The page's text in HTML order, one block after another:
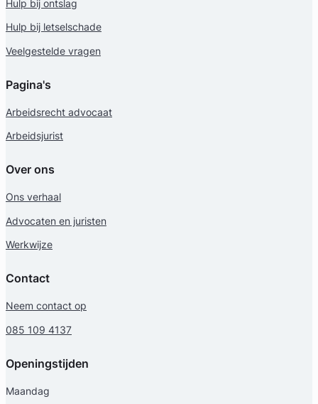
Hulp bij ontslag
Hulp bij letselschade
Veelgestelde vragen
Pagina's
Arbeidsrecht advocaat
Arbeidsjurist
Over ons
Ons verhaal
Advocaten en juristen
Werkwijze
Contact
Neem contact op
085 109 4137
Openingstijden
Maandag